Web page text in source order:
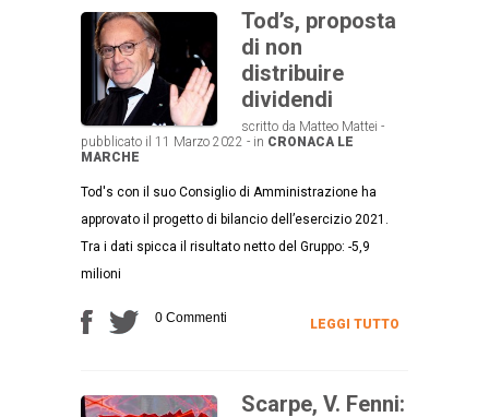
Tod’s, proposta
di non
distribuire
dividendi
scritto da Matteo Mattei -
pubblicato il 11 Marzo 2022 - in CRONACA LE
MARCHE
Tod's con il suo Consiglio di Amministrazione ha
approvato il progetto di bilancio dell’esercizio 2021.
Tra i dati spicca il risultato netto del Gruppo: -5,9
milioni
0 Commenti LEGGI TUTTO
Scarpe, V. Fenni: